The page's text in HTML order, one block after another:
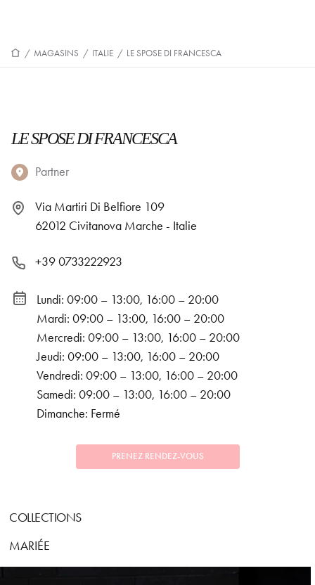
/ MAGASINS / ITALIE / LE SPOSE DI FRANCESCA
LE SPOSE DI FRANCESCA
Partner
Via Martiri Di Belfiore 109
62012 Civitanova Marche - Italie
+39 0733222923
Lundi: 09:00 – 13:00, 16:00 – 20:00
Mardi: 09:00 – 13:00, 16:00 – 20:00
Mercredi: 09:00 – 13:00, 16:00 – 20:00
Jeudi: 09:00 – 13:00, 16:00 – 20:00
Vendredi: 09:00 – 13:00, 16:00 – 20:00
Samedi: 09:00 – 13:00, 16:00 – 20:00
Dimanche: Fermé
PRENEZ RENDEZ-VOUS
COLLECTIONS
MARIÉE